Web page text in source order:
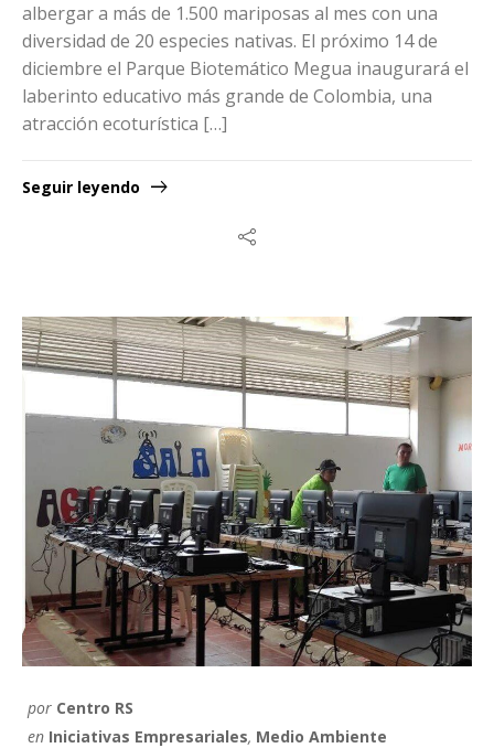
albergar a más de 1.500 mariposas al mes con una
diversidad de 20 especies nativas. El próximo 14 de
diciembre el Parque Biotemático Megua inaugurará el
laberinto educativo más grande de Colombia, una
atracción ecoturística […]
Seguir leyendo
por Centro RS
en Iniciativas Empresariales, Medio Ambiente